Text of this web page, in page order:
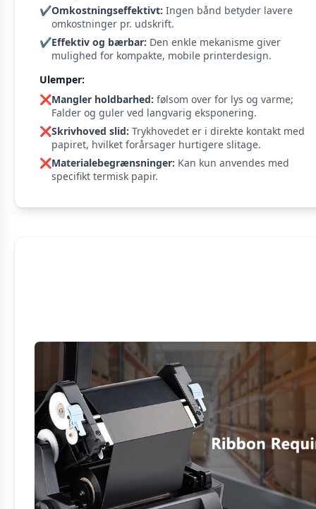
✔️Omkostningseffektivt: Ingen bånd betyder lavere
omkostninger pr. udskrift.
✔️Effektiv og bærbar: Den enkle mekanisme giver
mulighed for kompakte, mobile printerdesign.
Ulemper:
❌Mangler holdbarhed: følsom over for lys og varme;
Falder og guler ved langvarig eksponering.
❌Skrivhoved slid: Trykhovedet er i direkte kontakt med
papiret, hvilket forårsager hurtigere slitage.
❌Materialebegrænsninger: Kan kun anvendes med
specifikt termisk papir.